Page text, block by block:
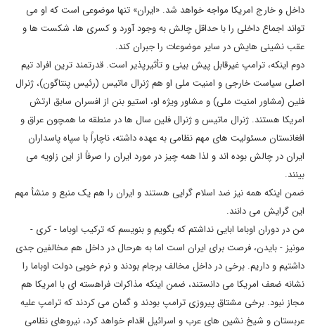
داخل و خارج امریکا مواجه خواهد شد. «ایران» تنها موضوعی است که او می
تواند اجماع داخلی را با حداقل چالش به وجود آورد و کسری ها، شکست ها و
عقب نشینی هایش در سایر موضوعات را جبران کند.
دوم اینکه، ترامپ غیرقابل پیش بینی و تأثیرپذیر است. قدرتمند ترین افراد تیم
اصلی سیاست خارجی و امنیت ملی او هم ژنرال ماتیس (رئیس پنتاگون)، ژنرال
فلین (مشاور امنیت ملی) و مشاور ویژه او، استیو بنن از افسران سابق ارتش
امریکا هستند. ژنرال ماتیس و ژنرال فلین سال ها در منطقه ما همچون عراق و
افغانستان مسئولیت های مهم نظامی به عهده داشته، ناچاراً با سپاه پاسداران
ایران در چالش بوده اند و لذا همه چیز در مورد ایران را صرفاً از این زاویه می
بینند.
ضمن اینکه همه نیز ضد اسلام گرایی هستند و ایران را هم یک منبع و منشأ مهم
این گرایش می دانند.
من در دوران اوباما ابایی نداشتم که بگویم و بنویسم که ترکیب اوباما - کری -
مونیز - بایدن، فرصت برای ایران است اما به هرحال در داخل هم مخالفین جدی
داشتیم و داریم. برخی در داخل مخالف برجام بودند و نرم خویی دولت اوباما را
نشانه ضعف امریکا می دانستند، ضمن اینکه مذاکرات فراهسته ای با امریکا هم
مجاز نبود. برخی مشتاق پیروزی ترامپ بودند و گمان می کردند که ترامپ علیه
عربستان و شیخ نشین های عرب و اسرائیل اقدام خواهد کرد، نیروهای نظامی